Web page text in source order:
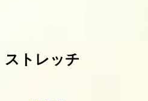
ストレッチ